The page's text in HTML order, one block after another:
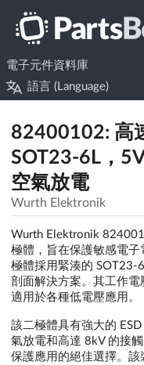
電子元件資料庫
語言 (Language)
82400102: 高
SOT23-6L，
空氣放電
Wurth Elektronik
Wurth Elektronik
極體，旨在保護敏感電
極體採用緊湊的 SOT23-
剖面解決方案。其工作電
適用於各種低電壓應用。
該二極體具有強大的
氣放電和高達 8kV 的接
保護應用的絕佳選擇。